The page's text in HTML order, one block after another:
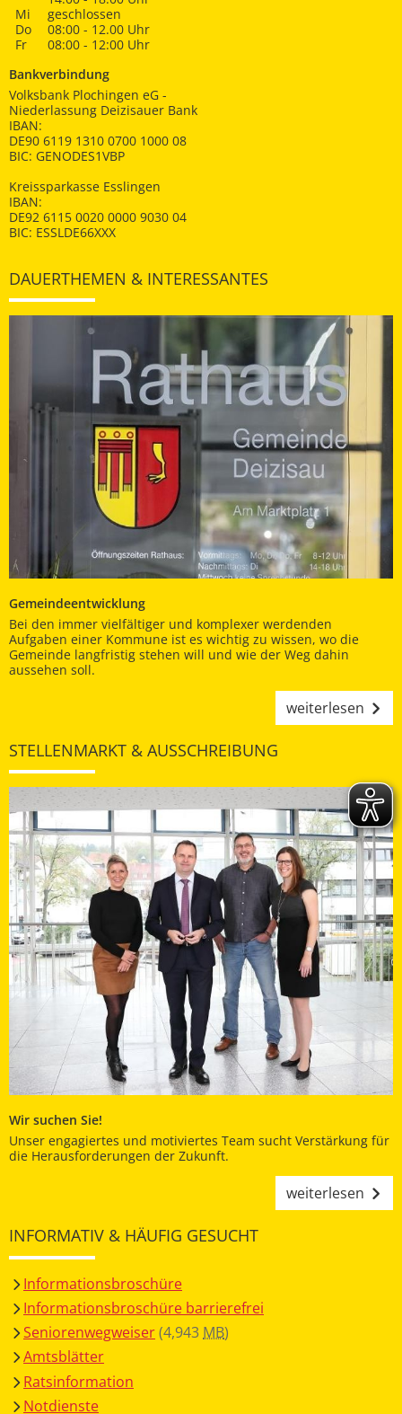
Mi
geschlossen
Do
08:00 - 12.00 Uhr
Fr
08:00 - 12:00 Uhr
Bankverbindung
Volksbank Plochingen eG -
Niederlassung Deizisauer Bank
IBAN:
DE90 6119 1310 0700 1000 08
BIC: GENODES1VBP
Kreissparkasse Esslingen
IBAN:
DE92 6115 0020 0000 9030 04
BIC: ESSLDE66XXX
DAUERTHEMEN & INTERESSANTES
Gemeindeentwicklung
Bei den immer vielfältiger und komplexer werdenden
Aufgaben einer Kommune ist es wichtig zu wissen, wo die
Gemeinde langfristig stehen will und wie der Weg dahin
aussehen soll.
weiterlesen
STELLENMARKT & AUSSCHREIBUNG
Wir suchen Sie!
Unser engagiertes und motiviertes Team sucht Verstärkung für
die Herausforderungen der Zukunft.
weiterlesen
INFORMATIV & HÄUFIG GESUCHT
Informationsbroschüre
Informationsbroschüre barrierefrei
Seniorenwegweiser(4,943 MB)
Amtsblätter
Ratsinformation
Notdienste